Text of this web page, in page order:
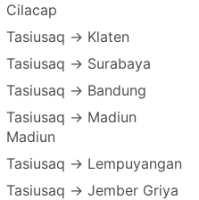
Cilacap
Tasiusaq → Klaten
Tasiusaq → Surabaya
Tasiusaq → Bandung
Tasiusaq → Madiun
Madiun
Tasiusaq → Lempuyangan
Tasiusaq → Jember Griya